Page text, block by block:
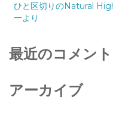
ひと区切りのNatural
一より
最近のコメント
アーカイブ